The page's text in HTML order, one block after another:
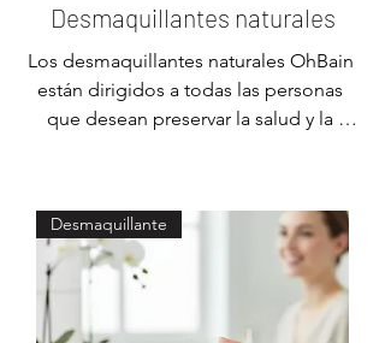
Desmaquillantes naturales
Los desmaquillantes naturales OhBain
están dirigidos a todas las personas
que desean preservar la salud y la
Son ideales para quienes utilizan
maquillaje a diario y buscan un
cuidado suave pero potente, así como
para quienes desean limpiar su rostro
de las impurezas y la contaminación
Desmaquillante